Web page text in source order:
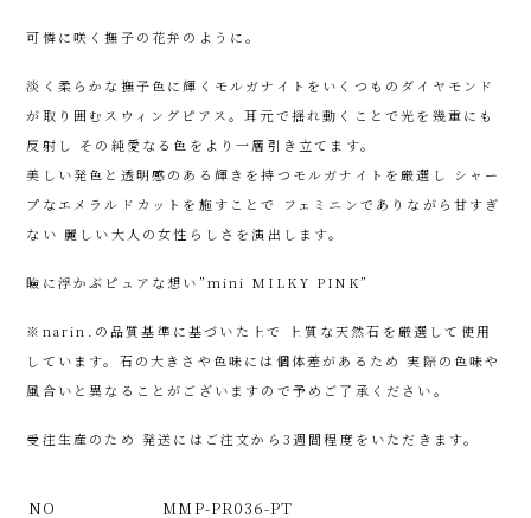
可憐に咲く撫子の花弁のように。
淡く柔らかな撫子色に輝くモルガナイトをいくつものダイヤモンド
が取り囲むスウィングピアス。耳元で揺れ動くことで光を幾重にも
反射し その純愛なる色をより一層引き立てます。
美しい発色と透明感のある輝きを持つモルガナイトを厳選し シャー
プなエメラルドカットを施すことで フェミニンでありながら甘すぎ
ない 麗しい大人の女性らしさを演出します。
瞼に浮かぶピュアな想い”mini MILKY PINK”
※narin.の品質基準に基づいた上で 上質な天然石を厳選して使用
しています。石の大きさや色味には個体差があるため 実際の色味や
風合いと異なることがございますので予めご了承ください。
受注生産のため 発送にはご注文から3週間程度をいただきます。
NO
MMP-PR036-PT